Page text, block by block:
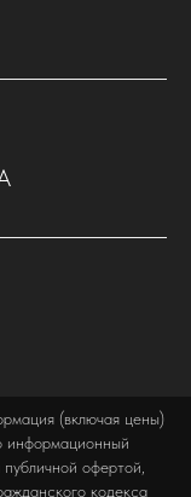
(включая цены)
информационный
офертой,
кодекса